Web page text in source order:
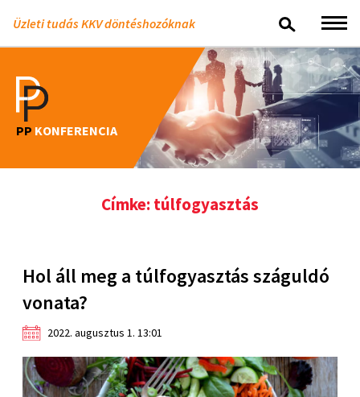
Üzleti tudás KKV döntéshozóknak
PP KONFERENCIA
Címke: túlfogyasztás
Hol áll meg a túlfogyasztás száguldó
vonata?
2022. augusztus 1. 13:01